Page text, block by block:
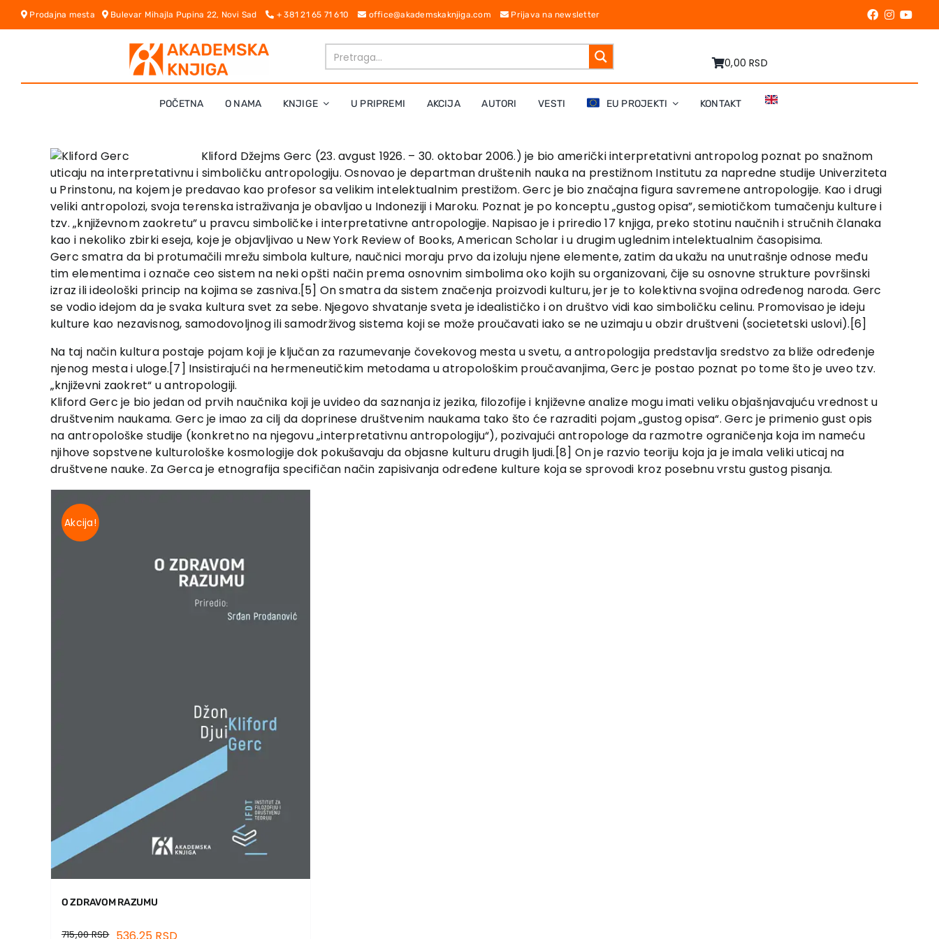
Skip
Prodajna mesta Bulevar Mihajla Pupina 22, Novi Sad + 381 21 65 71 610 office@akademskaknjiga.com Prijava na newsletter
0,00 RSD
POČETNA O NAMA KNJIGE U PRIPREMI AKCIJA AUTORI VESTI EU PROJEKTI KONTAKT
Kliford Džejms Gerc (23. avgust 1926. – 30. oktobar 2006.) je bio američki interpretativni antropolog poznat po snažnom
uticaju na interpretativnu i simboličku antropologiju. Osnovao je departman društenih nauka na prestižnom Institutu za napredne studije Univerziteta
u Prinstonu, na kojem je predavao kao profesor sa velikim intelektualnim prestižom. Gerc je bio značajna figura savremene antropologije. Kao i drugi
veliki antropolozi, svoja terenska istraživanja je obavljao u Indoneziji i Maroku. Poznat je po konceptu „gustog opisa”, semiotičkom tumačenju kulture i
tzv. „književnom zaokretu” u pravcu simboličke i interpretativne antropologije. Napisao je i priredio 17 knjiga, preko stotinu naučnih i stručnih članaka
kao i nekoliko zbirki eseja, koje je objavljivao u New York Review of Books, American Scholar i u drugim uglednim intelektualnim časopisima.
Gerc smatra da bi protumačili mrežu simbola kulture, naučnici moraju prvo da izoluju njene elemente, zatim da ukažu na unutrašnje odnose među
tim elementima i označe ceo sistem na neki opšti način prema osnovnim simbolima oko kojih su organizovani, čije su osnovne strukture površinski
izraz ili ideološki princip na kojima se zasniva.[5] On smatra da sistem značenja proizvodi kulturu, jer je to kolektivna svojina određenog naroda. Gerc
se vodio idejom da je svaka kultura svet za sebe. Njegovo shvatanje sveta je idealističko i on društvo vidi kao simboličku celinu. Promovisao je ideju
kulture kao nezavisnog, samodovoljnog ili samodrživog sistema koji se može proučavati iako se ne uzimaju u obzir društveni (societetski uslovi).[6]
Na taj način kultura postaje pojam koji je ključan za razumevanje čovekovog mesta u svetu, a antropologija predstavlja sredstvo za bliže određenje
njenog mesta i uloge.[7] Insistirajući na hermeneutičkim metodama u atropološkim proučavanjima, Gerc je postao poznat po tome što je uveo tzv.
„književni zaokret“ u antropologiji.
Kliford Gerc je bio jedan od prvih naučnika koji je uvideo da saznanja iz jezika, filozofije i književne analize mogu imati veliku objašnjavajuću vrednost u
društvenim naukama. Gerc je imao za cilj da doprinese društvenim naukama tako što će razraditi pojam „gustog opisa“. Gerc je primenio gust opis
na antropološke studije (konkretno na njegovu „interpretativnu antropologiju“), pozivajući antropologe da razmotre ograničenja koja im nameću
njihove sopstvene kulturološke kosmologije dok pokušavaju da objasne kulturu drugih ljudi.[8] On je razvio teoriju koja ja je imala veliki uticaj na
društvene nauke. Za Gerca je etnografija specifičan način zapisivanja određene kulture koja se sprovodi kroz posebnu vrstu gustog pisanja.
Akcija!
O ZDRAVOM RAZUMU
715,00RSD